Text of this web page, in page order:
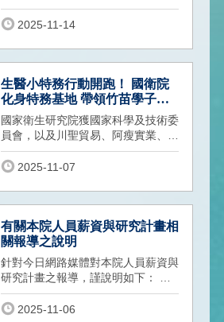
能影響著國家的防疫政策與成效，臺
灣在國2025-11-14
生醫小特務行動開跑！ 國衛院
化身特務基地 帶領竹苗學子探
索醫學奧祕
國家衛生研究院獲國家科學及技術委
員會，以及川聖貿易、阿瘦實業、圖
爾思生科、安美洛生醫、豬博士動物
科技、2025-11-07
有關本院人員薪資與研究計畫相
關報導之說明
針對今日網路媒體對本院人員薪資與
研究計畫之報導，謹說明如下： 關
於國家衛生研究院特聘研究員聘任與
其薪2025-11-06